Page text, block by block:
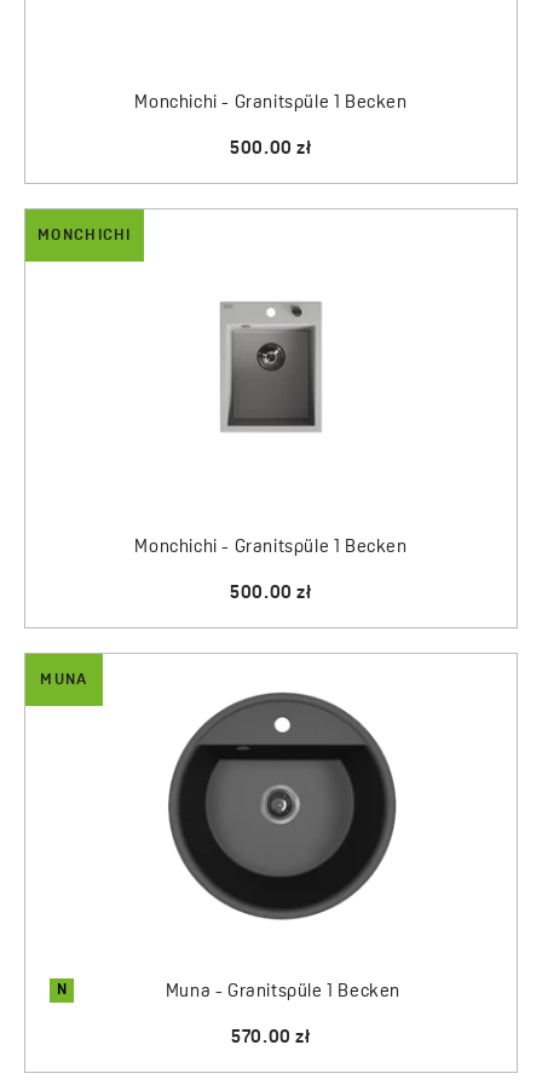
Monchichi - Granitspüle 1 Becken
500.00 zł
MONCHICHI
Monchichi - Granitspüle 1 Becken
500.00 zł
MUNA
N Muna - Granitspüle 1 Becken
570.00 zł